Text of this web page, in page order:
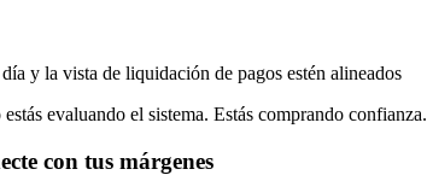
y la vista de liquidación de pagos estén alineados
evaluando el sistema. Estás comprando confianza.
con tus márgenes